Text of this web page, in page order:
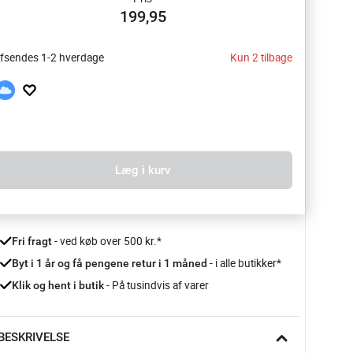
199,95
1-2 hverdage Kun 2 tilbage
Læg i kurv
Fri fragt - ved køb over 500 kr.*
Byt i 1 år og få pengene retur i 1 måned - i alle butikker*
Klik og hent i butik - På tusindvis af varer